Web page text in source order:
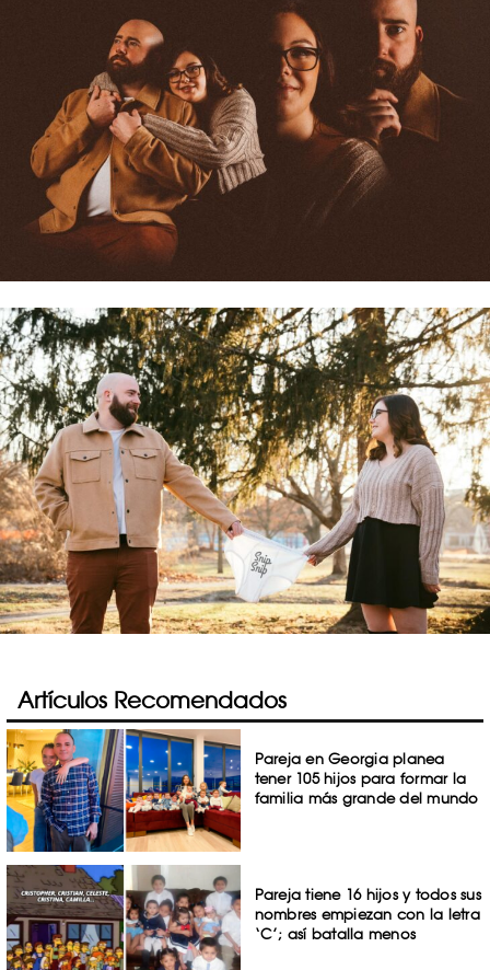
Artículos Recomendados
Pareja en Georgia planea
tener 105 hijos para formar la
familia más grande del mundo
Pareja tiene 16 hijos y todos sus
nombres empiezan con la letra
‘C’; así batalla menos